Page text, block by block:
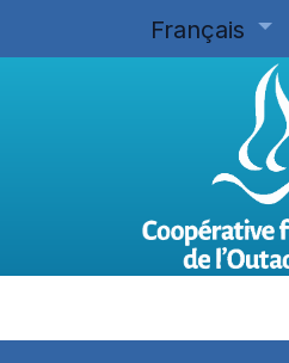
Français